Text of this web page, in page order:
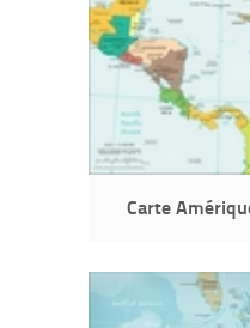
Carte